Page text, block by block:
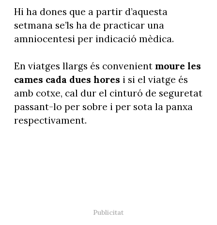
Hi ha dones que a partir d’aquesta
setmana se’ls ha de practicar una
amniocentesi per indicació mèdica.
En viatges llargs és convenient moure les
cames cada dues hores i si el viatge és
amb cotxe, cal dur el cinturó de seguretat
passant-lo per sobre i per sota la panxa
respectivament.